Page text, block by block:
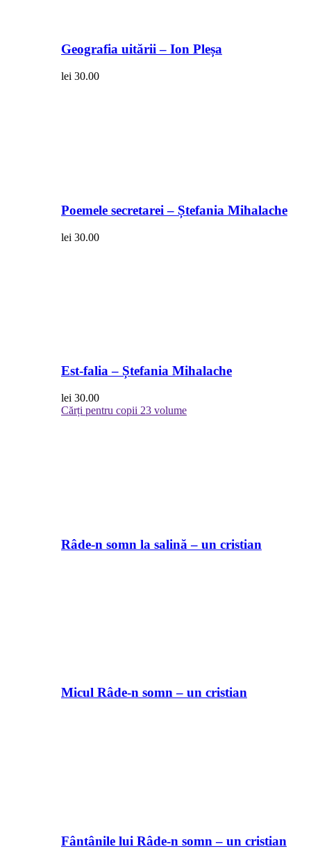
Geografia uitării – Ion Pleșa
lei 30.00
Poemele secretarei – Ștefania Mihalache
lei 30.00
Est-falia – Ștefania Mihalache
lei 30.00
Cărți pentru copii 23 volume
Râde-n somn la salină – un cristian
Micul Râde-n somn – un cristian
Fântânile lui Râde-n somn – un cristian